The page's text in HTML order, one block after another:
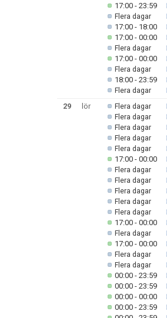
17:00 - 23:59
Flera dagar
17:00 - 18:00
17:00 - 00:00
Flera dagar
17:00 - 00:00
Flera dagar
18:00 - 23:59
Flera dagar
29
lör Flera dagar
Flera dagar
Flera dagar
Flera dagar
Flera dagar
17:00 - 00:00
Flera dagar
Flera dagar
Flera dagar
Flera dagar
Flera dagar
17:00 - 00:00
Flera dagar
17:00 - 00:00
Flera dagar
Flera dagar
00:00 - 23:59
00:00 - 23:59
00:00 - 00:00
00:00 - 23:59